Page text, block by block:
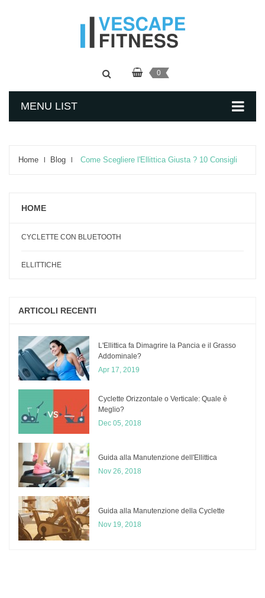
0
MENU LIST
Home Blog Come Scegliere l'Ellittica Giusta ? 10 Consigli
HOME
CYCLETTE CON BLUETOOTH
ELLITTICHE
ARTICOLI RECENTI
L'Ellittica fa Dimagrire la Pancia e il Grasso
Addominale?
Apr 17, 2019
Cyclette Orizzontale o Verticale: Quale è
Meglio?
Dec 05, 2018
​Guida alla Manutenzione dell'Ellittica
Nov 26, 2018
Guida alla Manutenzione della Cyclette
Nov 19, 2018